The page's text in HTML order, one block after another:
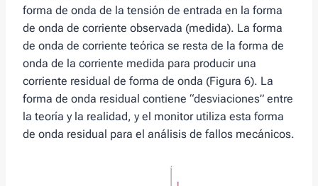
forma de onda de la tensión de entrada en la forma
de onda de corriente observada (medida). La forma
de onda de corriente teórica se resta de la forma de
onda de la corriente medida para producir una
corriente residual de forma de onda (Figura 6). La
forma de onda residual contiene “desviaciones” entre
la teoría y la realidad, y el monitor utiliza esta forma
de onda residual para el análisis de fallos mecánicos.